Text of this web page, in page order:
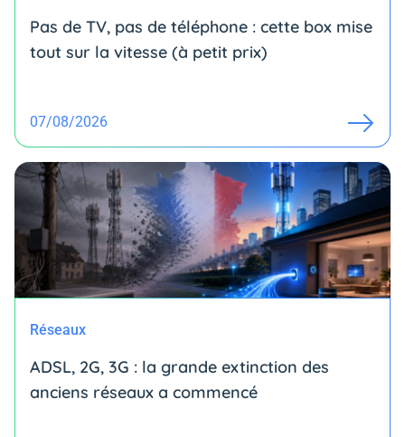
Pas de TV, pas de téléphone : cette box mise
tout sur la vitesse (à petit prix)
07/08/2026
Réseaux
ADSL, 2G, 3G : la grande extinction des
anciens réseaux a commencé